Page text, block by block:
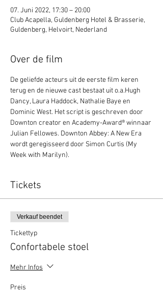
07. Juni 2022, 17:30 – 20:00
Club Acapella, Guldenberg Hotel & Brasserie,
Guldenberg, Helvoirt, Nederland
Over de film
De geliefde acteurs uit de eerste film keren
terug en de nieuwe cast bestaat uit o.a.Hugh
Dancy, Laura Haddock, Nathalie Baye en
Dominic West. Het script is geschreven door
Downton creator en Academy-Award® winnaar
Julian Fellowes. Downton Abbey: A New Era
wordt geregisseerd door Simon Curtis (My
Week with Marilyn).
Tickets
Verkauf beendet
Tickettyp
Confortabele stoel
Mehr Infos
Preis